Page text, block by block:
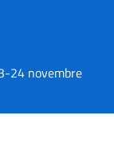
24 novembre